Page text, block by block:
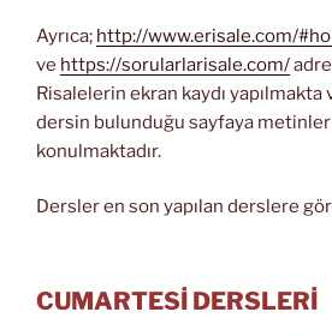
Ayrıca; http://www.erisale.com/
ve https://sorularlarisale.com/
Risalelerin ekran kaydı
dersin bulunduğu sayfaya
konulmaktadır.
Dersler en son yapılan derslere
CUMARTESİ DERSLERİ